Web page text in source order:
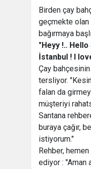
Birden çay
geçmekte olan
bağırmaya
"Heyy !..
İstanbul ! I
Çay
tersliyor.
falan da
müşteriyi
Santana
buraya çağır,
istiyorum."
Rehber,
ediyor : "Aman